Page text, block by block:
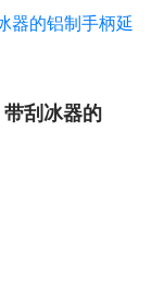
刮冰器的